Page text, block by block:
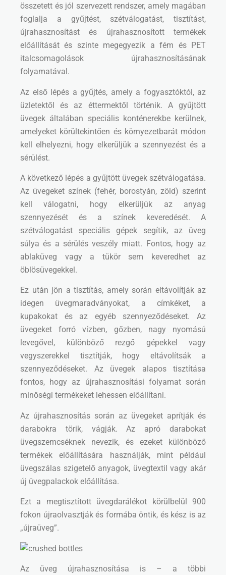
összetett és jól szervezett rendszer, amely magában
foglalja a gyűjtést, szétválogatást, tisztítást,
újrahasznosítást és újrahasznosított termékek
előállítását és szinte megegyezik a fém és PET
italcsomagolások újrahasznosításának
folyamatával.
Az első lépés a gyűjtés, amely a fogyasztóktól, az
üzletektől és az éttermektől történik. A gyűjtött
üvegek általában speciális konténerekbe kerülnek,
amelyeket körültekintően és környezetbarát módon
kell elhelyezni, hogy elkerüljük a szennyezést és a
sérülést.
A következő lépés a gyűjtött üvegek szétválogatása.
Az üvegeket színek (fehér, borostyán, zöld) szerint
kell válogatni, hogy elkerüljük az anyag
szennyezését és a színek keveredését. A
szétválogatást speciális gépek segítik, az üveg
súlya és a sérülés veszély miatt. Fontos, hogy az
ablaküveg vagy a tükör sem keveredhet az
öblösüvegekkel.
Ez után jön a tisztítás, amely során eltávolítják az
idegen üvegmaradványokat, a címkéket, a
kupakokat és az egyéb szennyeződéseket. Az
üvegeket forró vízben, gőzben, nagy nyomású
levegővel, különböző rezgő gépekkel vagy
vegyszerekkel tisztítják, hogy eltávolítsák a
szennyeződéseket. Az üvegek alapos tisztítása
fontos, hogy az újrahasznosítási folyamat során
minőségi termékeket lehessen előállítani.
Az újrahasznosítás során az üvegeket aprítják és
darabokra törik, vágják. Az apró darabokat
üvegszemcséknek nevezik, és ezeket különböző
termékek előállítására használják, mint például
üvegszálas szigetelő anyagok, üvegtextil vagy akár
új üvegpalackok előállítása.
Ezt a megtisztított üvegdarálékot körülbelül 900
fokon újraolvasztják és formába öntik, és kész is az
„újraüveg”.
Az üveg újrahasznosítása is – a többi